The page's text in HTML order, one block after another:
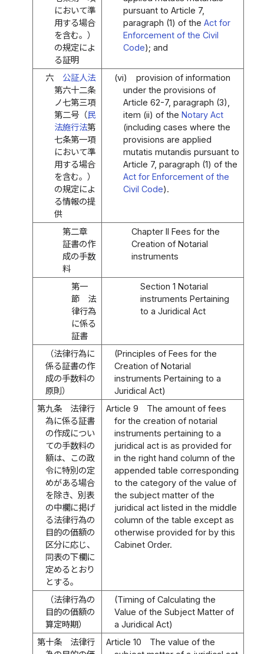
において準
用する場合
を含む。）
の規定によ
る証明
pursuant to Article 7,
paragraph (1) of the Act for
Enforcement of the Civil
Code); and
六
公証人法
第六十二条
ノ七第三項
第二号（民
法施行法第
七条第一項
において準
用する場合
を含む。）
の規定によ
る情報の提
供
(vi)
provision of information
under the provisions of
Article 62-7, paragraph (3),
item (ii) of the Notary Act
(including cases where the
provisions are applied
mutatis mutandis pursuant to
Article 7, paragraph (1) of the
Act for Enforcement of the
Civil Code).
第二章
証書の作
成の手数
料
Chapter II Fees for the
Creation of Notarial
instruments
第一
節 法
律行為
に係る
証書
Section 1 Notarial
instruments Pertaining
to a Juridical Act
（法律行為に
係る証書の作
成の手数料の
原則）
(Principles of Fees for the
Creation of Notarial
instruments Pertaining to a
Juridical Act)
第九条
法律行
為に係る証書
の作成につい
ての手数料の
額は、この政
令に特別の定
めがある場合
を除き、別表
の中欄に掲げ
る法律行為の
目的の価額の
区分に応じ、
同表の下欄に
定めるとおり
とする。
Article 9
The amount of fees
for the creation of notarial
instruments pertaining to a
juridical act is as provided for
in the right hand column of the
appended table corresponding
to the category of the value of
the subject matter of the
juridical act listed in the middle
column of the table except as
otherwise provided for by this
Cabinet Order.
（法律行為の
目的の価額の
算定時期）
(Timing of Calculating the
Value of the Subject Matter of
a Juridical Act)
第十条
法律行
Article 10
The value of the